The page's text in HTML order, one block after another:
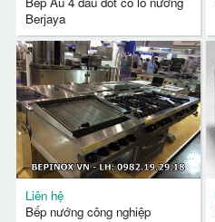
Berjaya
Liên hệ
Bếp nướng công nghiệp